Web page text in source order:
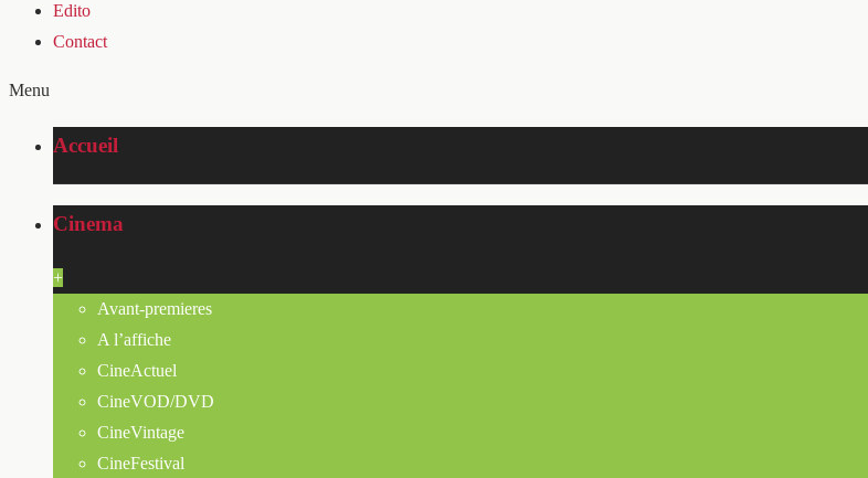
Edito
Contact
Menu
Accueil
Cinema
+
Avant-premieres
A l’affiche
CineActuel
CineVOD/DVD
CineVintage
CineFestival